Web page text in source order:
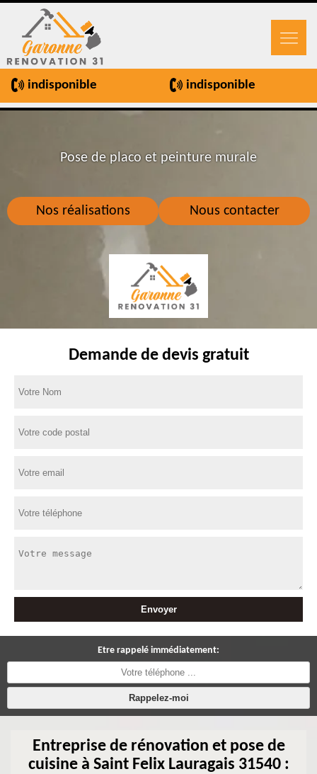
indisponible indisponible
Nos réalisations Nous contacter
Pose de placo et peinture murale
Demande de devis gratuit
Etre rappelé immédiatement:
Entreprise de rénovation et pose de
cuisine à Saint Felix Lauragais 31540 :